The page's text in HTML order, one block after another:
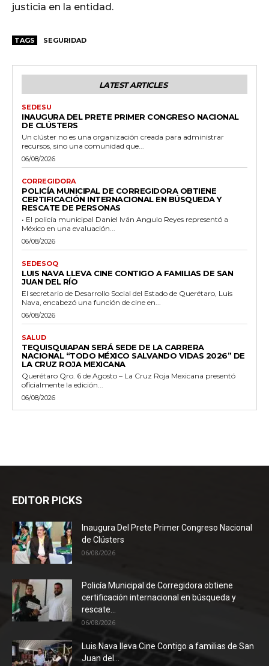
justicia en la entidad.
TAGS SEGURIDAD
LATEST ARTICLES
SEDESU
INAUGURA DEL PRETE PRIMER CONGRESO NACIONAL
DE CLÚSTERS
Un clúster no es una organización creada para administrar
recursos, sino una comunidad que...
06/08/2026
CORREGIDORA
POLICÍA MUNICIPAL DE CORREGIDORA OBTIENE
CERTIFICACIÓN INTERNACIONAL EN BÚSQUEDA Y
RESCATE DE PERSONAS
• El policía municipal Daniel Iván Angulo Reyes representó a
México en una evaluación...
06/08/2026
SEDESOQ
LUIS NAVA LLEVA CINE CONTIGO A FAMILIAS DE SAN
JUAN DEL RÍO
El secretario de Desarrollo Social del Estado de Querétaro, Luis
Nava, encabezó una función de cine en...
06/08/2026
SALUD
TEQUISQUIAPAN SERÁ SEDE DE LA CARRERA
NACIONAL “TODO MÉXICO SALVANDO VIDAS 2026” DE
LA CRUZ ROJA MEXICANA
Querétaro Qro. 6 de Agosto – La Cruz Roja Mexicana presentó
oficialmente la edición...
06/08/2026
EDITOR PICKS
Inaugura Del Prete Primer Congreso Nacional
de Clústers
06/08/2026
Policía Municipal de Corregidora obtiene
certificación internacional en búsqueda y
rescate...
06/08/2026
Luis Nava lleva Cine Contigo a familias de San
Juan del...